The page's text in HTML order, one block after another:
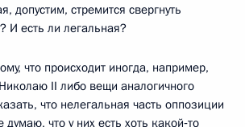
допустим, стремится свергнуть
И есть ли легальная?
что происходит иногда, например,
II либо вещи аналогичного
что нелегальная часть оппозиции
думаю, что у них есть хоть какой‑то